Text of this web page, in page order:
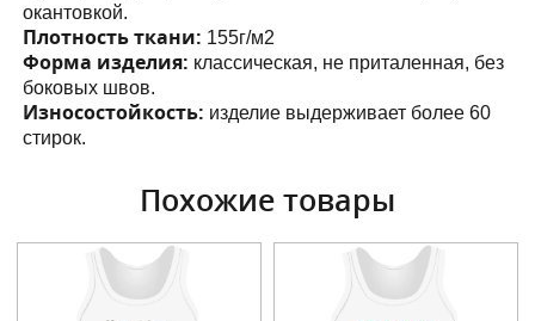
окантовкой.
Плотность ткани: 155г/м2
Форма изделия: классическая, не приталенная, без
боковых швов.
Износостойкость: изделие выдерживает более 60
стирок.
Похожие товары